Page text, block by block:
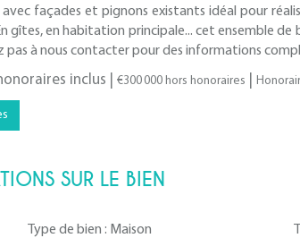
façades et pignons existants idéal pour
gîtes, en habitation principale... cet ensemble
pas à nous contacter pour des informations
inclus €300 000 hors honoraires
SUR LE BIEN
Type de bien : Maison